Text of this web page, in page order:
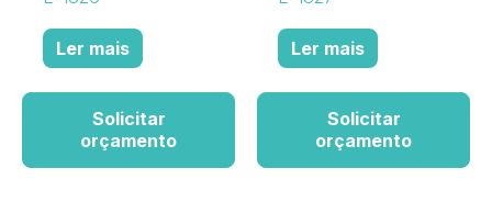
Ler mais
Solicitar
orçamento
Ler mais
Solicitar
orçamento